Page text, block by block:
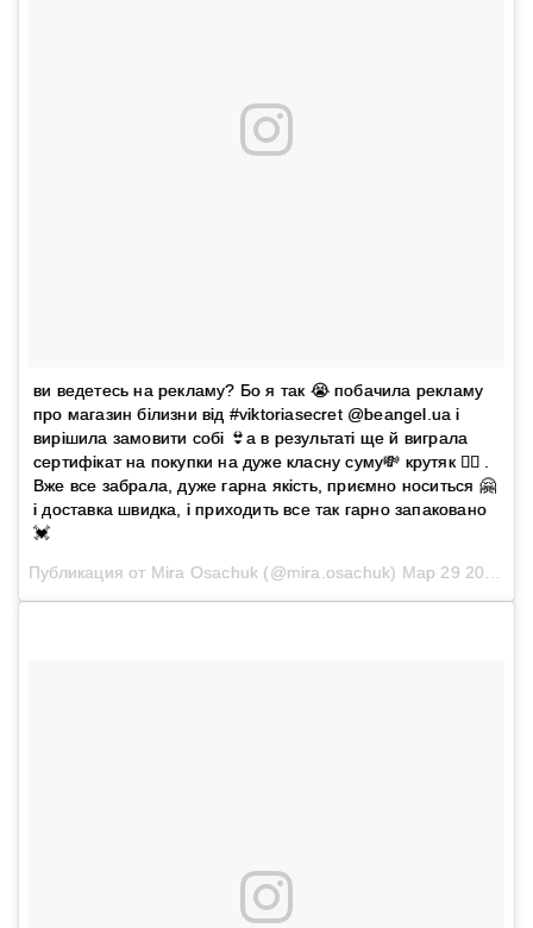
ви ведетесь на рекламу? Бо я так 😭 побачила рекламу
про магазин білизни від #viktoriasecret @beangel.ua і
вирішила замовити собі 👙а в результаті ще й виграла
сертифікат на покупки на дуже класну суму💸 крутяк 👍🏻 .
Вже все забрала, дуже гарна якість, приємно носиться 🤗
і доставка швидка, і приходить все так гарно запаковано
💓
Публикация от Mira Osachuk (@mira.osachuk) Мар 29 2017 в 8:28 PDT